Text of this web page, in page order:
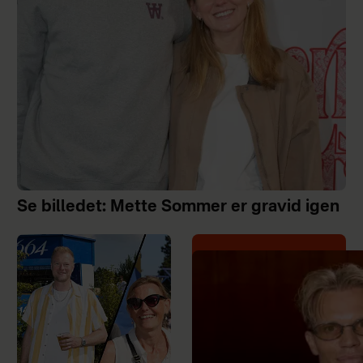
Se billedet: Mette Sommer er gravid igen